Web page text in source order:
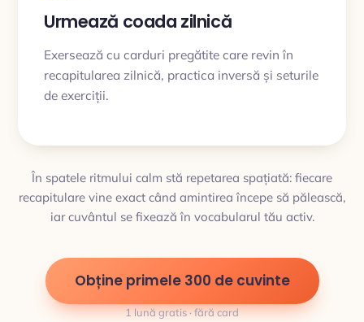
Urmează coada zilnică
Exersează cu carduri pregătite care revin în
recapitularea zilnică, practica inversă și seturile
de exerciții.
În spatele ritmului calm stă repetarea spațiată: fiecare
recapitulare vine exact când amintirea începe să pălească,
iar cuvântul se fixează în vocabularul tău activ.
Obține primele 300 de cuvinte
1 lună gratis · fără card